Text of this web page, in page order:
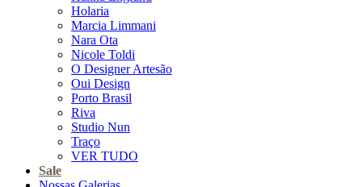
Holaria
Marcia Limmani
Nara Ota
Nicole Toldi
O Designer Artesão
Oui Design
Porto Brasil
Riva
Studio Nun
Traço
VER TUDO
Sale